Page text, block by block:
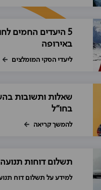
5 היעדים החמים
באירופה
ליעדי הסקי המומלצים
שאלות ותשובות
בחו"ל
להמשך קריאה
תשלום דוחות
למידע על תשלום דוח